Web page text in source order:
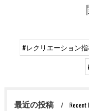
#レクリエーション
最近の投稿 Recent